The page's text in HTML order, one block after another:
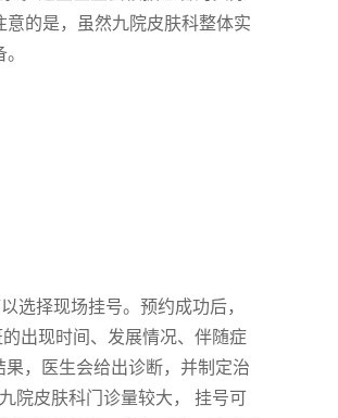
的是，虽然九院皮肤科整体实
选择现场挂号。预约成功后，
出现时间、发展情况、伴随症
，医生会给出诊断，并制定治
院皮肤科门诊量较大， 挂号可